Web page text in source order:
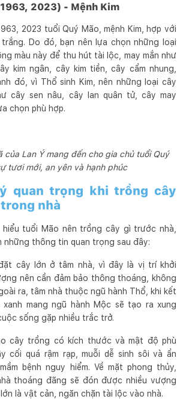
2023) - Mệnh Kim
2023 tuổi Quý Mão, mệnh Kim, hợp với
Do đó, bạn nên lựa chọn những loại
màu này để thu hút tài lộc, may mắn như
kim ngân, cây kim tiền, cây cẩm nhung,
đó, vì Thổ sinh Kim, nên những loại cây
cây sen nâu, cây lan quân tử, cây may
chọn phù hợp.
của Lan Ý mang đến cho gia chủ tuổi Quý
tươi mới, an yên và hạnh phúc
quan trọng khi trồng cây
nhà
hiểu tuổi Mão nên trồng cây gì trước nhà,
những thông tin quan trọng sau đây:
cây lớn ở tâm nhà, vì đây là vị trí khởi
nên cần đảm bảo thông thoáng, không
ra, tâm nhà thuộc ngũ hành Thổ, khi kết
xanh mang ngũ hành Mộc sẽ tạo ra xung
sống gặp nhiều trắc trở.
cây trồng có kích thước và mật độ phù
cối quá rậm rạp, muỗi dễ sinh sôi và ẩn
bệnh nguy hiểm. Về mặt phong thủy,
thoáng đãng sẽ đón được nhiều vượng
là vật cản, ngăn chặn tài lộc vào nhà.